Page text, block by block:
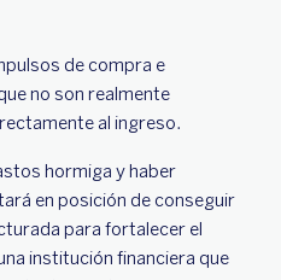
de compra e
no son realmente
al ingreso.
hormiga y haber
en posición de conseguir
para fortalecer el
institución financiera que